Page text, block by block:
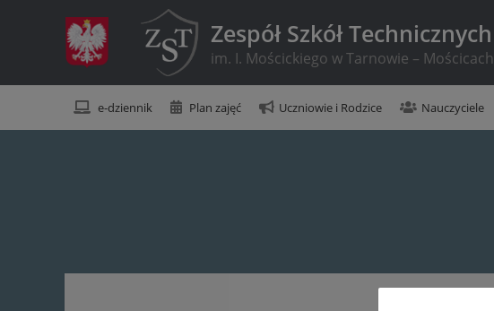
Zespół Szkół Technicznych
im. I. Mościckiego w Tarnowie – Mościcach
e-dziennik Plan zajęć Uczniowie i Rodzice Nauczyciele